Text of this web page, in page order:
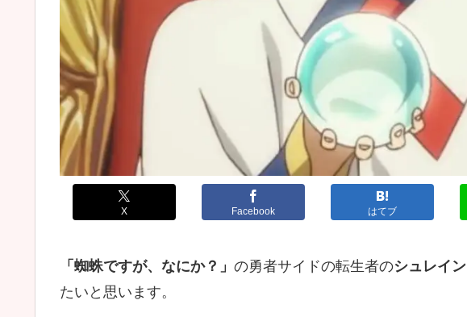
X Facebook はてブ
「蜘蛛ですが、なにか？」 の勇者サイドの転生者のシュレイン
たいと思います。